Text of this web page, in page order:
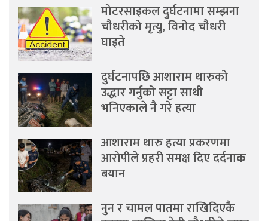
मोटरसाइकल दुर्घटनामा सम्झना
चौधरीको मृत्यु, विनोद चौधरी
घाइते
दुर्घटनापछि आशाराम थारुको
उद्धार गर्नुको सट्टा साथी
भनिएकाले नै गरे हत्या
आशाराम थारु हत्या प्रकरणमा
आरोपीले प्रहरी समक्ष दिए दर्दनाक
बयान
नुन र चामल पातमा राखिदिएकै